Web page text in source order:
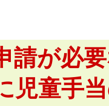
請が必
児童手